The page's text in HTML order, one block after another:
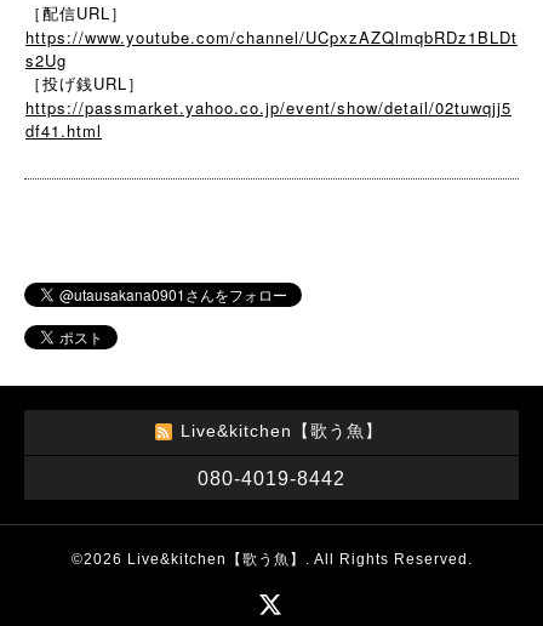
［配信URL］
https://www.youtube.com/channel/UCpxzAZQlmqbRDz1BLDt
s2Ug
［投げ銭URL］
https://passmarket.yahoo.co.jp/event/show/detail/02tuwqjj5
df41.html
Live&kitchen【歌う魚】
080-4019-8442
©2026 Live&kitchen【歌う魚】 . All Rights Reserved.